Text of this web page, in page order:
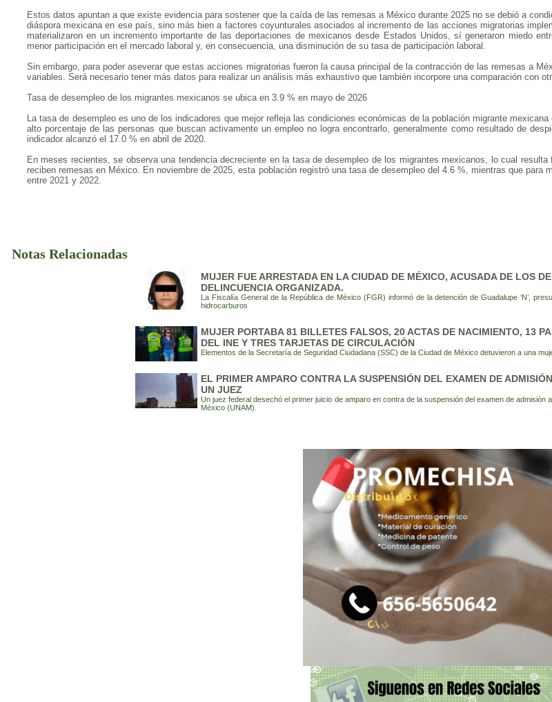
Estos datos apuntan a que existe evidencia para sostener que la caída de las remesas a México durante 2025 no se debió a
diáspora mexicana en ese país, sino más bien a factores coyunturales asociados al incremento de las acciones migratorias
materializaron en un incremento importante de las deportaciones de mexicanos desde Estados Unidos, sí generaron miedo
menor participación en el mercado laboral y, en consecuencia, una disminución de su tasa de participación laboral.
Sin embargo, para poder aseverar que estas acciones migratorias fueron la causa principal de la contracción de las remesas a
variables. Será necesario tener más datos para realizar un análisis más exhaustivo que también incorpore una comparación con
Tasa de desempleo de los migrantes mexicanos se ubica en 3.9 % en mayo de 2026
La tasa de desempleo es uno de los indicadores que mejor refleja las condiciones económicas de la población migrante
alto porcentaje de las personas que buscan activamente un empleo no logra encontrarlo, generalmente como resultado de
indicador alcanzó el 17.0 % en abril de 2020.
En meses recientes, se observa una tendencia decreciente en la tasa de desempleo de los migrantes mexicanos, lo cual
reciben remesas en México. En noviembre de 2025, esta población registró una tasa de desempleo del 4.6 %, mientras que
entre 2021 y 2022.
Notas Relacionadas
MUJER FUE ARRESTADA EN LA CIUDAD DE MÉXICO, ACUSADA DE LOS
DELINCUENCIA ORGANIZADA.
La Fiscalía General de la República de México (FGR) informó de la detención de Guadalupe ‘N’,
hidrocarburos
MUJER PORTABA 81 BILLETES FALSOS, 20 ACTAS DE NACIMIENTO, 13
DEL INE Y TRES TARJETAS DE CIRCULACIÓN
Elementos de la Secretaría de Seguridad Ciudadana (SSC) de la Ciudad de México detuvieron a una
EL PRIMER AMPARO CONTRA LA SUSPENSIÓN DEL EXAMEN DE
UN JUEZ
Un juez federal desechó el primer juicio de amparo en contra de la suspensión del examen de admisión
México (UNAM).